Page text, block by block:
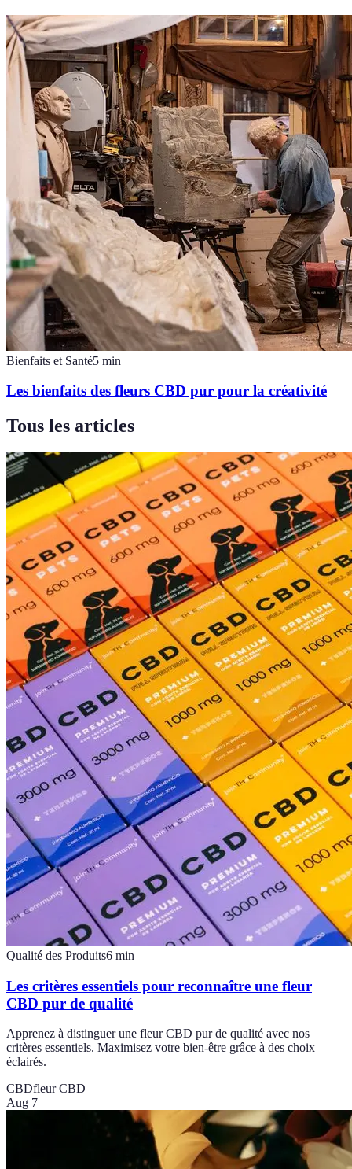
Bienfaits et Santé5 min
Les bienfaits des fleurs CBD pur pour la créativité
Tous les articles
Qualité des Produits6 min
Les critères essentiels pour reconnaître une fleur
CBD pur de qualité
Apprenez à distinguer une fleur CBD pur de qualité avec nos
critères essentiels. Maximisez votre bien-être grâce à des choix
éclairés.
CBDfleur CBD
Aug 7